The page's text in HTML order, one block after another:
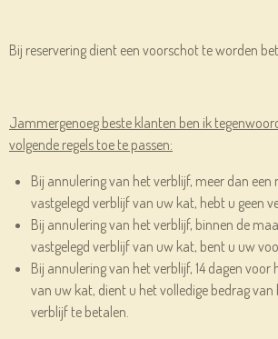
Bij reservering dient een voorschot te worden
Jammergenoeg beste klanten ben ik
volgende regels toe te passen:
Bij annulering van het verblijf, meer dan
vastgelegd verblijf van uw kat, hebt u geen
Bij annulering van het verblijf, binnen de
vastgelegd verblijf van uw kat, bent u uw
Bij annulering van het verblijf, 14 dagen voor
van uw kat, dient u het volledige bedrag van
verblijf te betalen.